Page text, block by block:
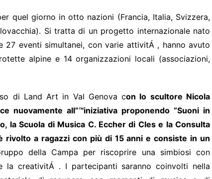
quel giorno in otto nazioni (Francia, Italia, Svizzera,
Si tratta di un progetto internazionale nato
27 eventi simultanei, con varie attivitÁ , hanno avuto
alpine e 14 organizzazioni locali (associazioni,
di Land Art in Val Genova con lo scultore Nicola
nuovamente all”™iniziativa proponendo “Suoni in
la Scuola di Musica C. Eccher di Cles e la Consulta
è rivolto a ragazzi con più di 15 anni e consiste in un
della Campa per riscoprire una simbiosi con
la creativitÁ . I partecipanti saranno coinvolti nella